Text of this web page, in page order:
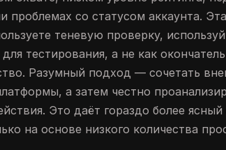
проблемах со статусом аккаунта.
теневую проверку,
тестирования, а не как
Разумный подход — сочетать
а затем честно
Это даёт гораздо более ясный
на основе низкого количества